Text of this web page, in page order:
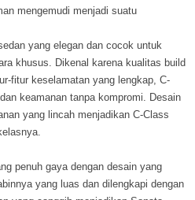
mengemudi menjadi suatu
yang elegan dan cocok untuk
khusus. Dikenal karena kualitas build
fitur keselamatan yang lengkap, C-
keamanan tanpa kompromi. Desain
yang lincah menjadikan C-Class
penuh gaya dengan desain yang
yang luas dan dilengkapi dengan